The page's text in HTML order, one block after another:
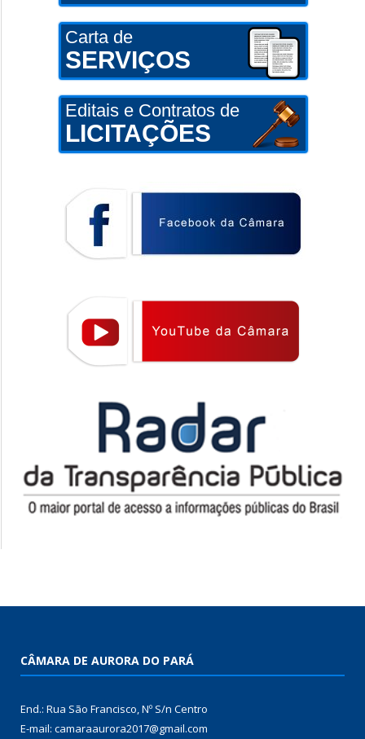
Carta de
SERVIÇOS
Editais e Contratos de
LICITAÇÕES
CÂMARA DE AURORA DO PARÁ
End.: Rua São Francisco, Nº S/n Centro
E-mail: camaraaurora2017@gmail.com